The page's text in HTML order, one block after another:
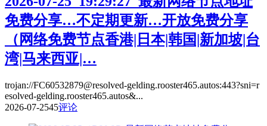
免费分享…不定期更新…开放免费分享
（网络免费节点香港|日本|韩国|新加坡|台
湾|马来西亚|…
trojan://FC60532879@resolved-gelding.rooster465.autos:443?sni=r
esolved-gelding.rooster465.autos&...
2026-07-2545评论